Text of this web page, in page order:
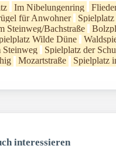
Im Nibelungenring
für Anwohner
Steinweg/Bachstraße
Wilde Düne
Steinweg
Spielplatz der
Mozartstraße Spielplatz
interessieren